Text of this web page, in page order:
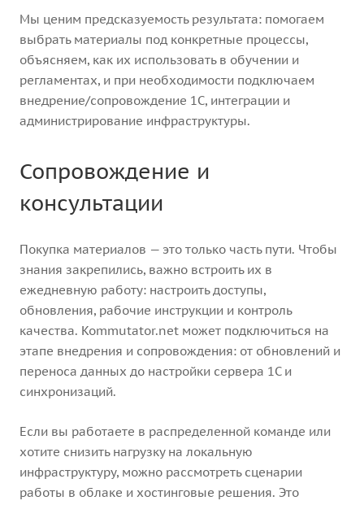
Мы ценим предсказуемость результата: помогаем
выбрать материалы под конкретные процессы,
объясняем, как их использовать в обучении и
регламентах, и при необходимости подключаем
внедрение/сопровождение 1С, интеграции и
администрирование инфраструктуры.
Сопровождение и
консультации
Покупка материалов — это только часть пути. Чтобы
знания закрепились, важно встроить их в
ежедневную работу: настроить доступы,
обновления, рабочие инструкции и контроль
качества. Kommutator.net может подключиться на
этапе внедрения и сопровождения: от обновлений и
переноса данных до настройки сервера 1С и
синхронизаций.
Если вы работаете в распределенной команде или
хотите снизить нагрузку на локальную
инфраструктуру, можно рассмотреть сценарии
работы в облаке и хостинговые решения. Это